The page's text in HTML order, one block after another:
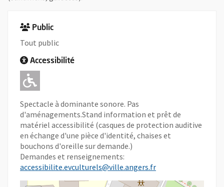
Public
Tout public
Accessibilité
Adapté pour l'handicap Moteur
Spectacle à dominante sonore. Pas
d'aménagements.Stand information et prêt de
matériel accessibilité (casques de protection auditive
en échange d'une pièce d'identité, chaises et
bouchons d'oreille sur demande.)
Demandes et renseignements:
accessibilite.evculturels@ville.angers.fr